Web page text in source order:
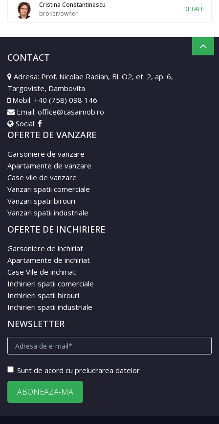
Cristina Constantinescu
broker/owner
DETALII
CONTACT
Adresa: Prof. Nicolae Radian, Bl. O2, et. 2, ap. 6,
Targoviste, Dambovita
Mobil: +40 (758) 098 146
Email: office@casaimob.ro
Social:
OFERTE DE VANZARE
Garsoniere de vanzare
Apartamente de vanzare
Case vile de vanzare
Vanzari spatii comerciale
Vanzari spatii birouri
Vanzari spatii industriale
OFERTE DE INCHIRIERE
Garsoniere de inchiriat
Apartamente de inchiriat
Case Vile de inchiriat
Inchirieri spatii comerciale
Inchirieri spatii birouri
Inchirieri spatii industriale
NEWSLETTER
Sunt de acord cu prelucrarea datelor